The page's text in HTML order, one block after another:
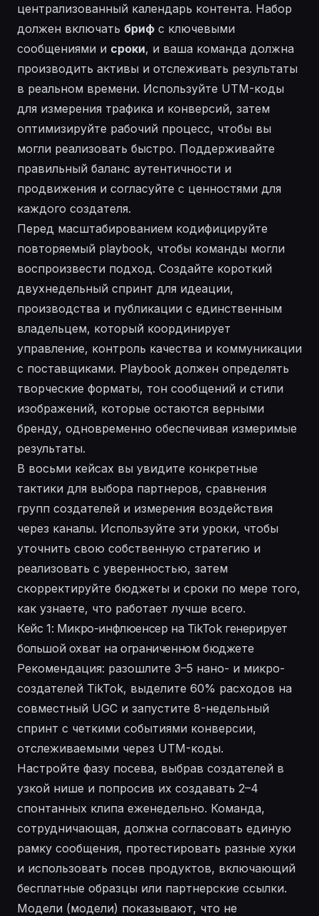
централизованный календарь контента. Набор
должен включать бриф с ключевыми
сообщениями и сроки, и ваша команда должна
производить активы и отслеживать результаты
в реальном времени. Используйте UTM-коды
для измерения трафика и конверсий, затем
оптимизируйте рабочий процесс, чтобы вы
могли реализовать быстро. Поддерживайте
правильный баланс аутентичности и
продвижения и согласуйте с ценностями для
каждого создателя.
Перед масштабированием кодифицируйте
повторяемый playbook, чтобы команды могли
воспроизвести подход. Создайте короткий
двухнедельный спринт для идеации,
производства и публикации с единственным
владельцем, который координирует
управление, контроль качества и коммуникации
с поставщиками. Playbook должен определять
творческие форматы, тон сообщений и стили
изображений, которые остаются верными
бренду, одновременно обеспечивая измеримые
результаты.
В восьми кейсах вы увидите конкретные
тактики для выбора партнеров, сравнения
групп создателей и измерения воздействия
через каналы. Используйте эти уроки, чтобы
уточнить свою собственную стратегию и
реализовать с уверенностью, затем
скорректируйте бюджеты и сроки по мере того,
как узнаете, что работает лучше всего.
Кейс 1: Микро-инфлюенсер на TikTok генерирует
большой охват на ограниченном бюджете
Рекомендация: разошлите 3–5 нано- и микро-
создателей TikTok, выделите 60% расходов на
совместный UGC и запустите 8-недельный
спринт с четкими событиями конверсии,
отслеживаемыми через UTM-коды.
Настройте фазу посева, выбрав создателей в
узкой нише и попросив их создавать 2–4
спонтанных клипа еженедельно. Команда,
сотрудничающая, должна согласовать единую
рамку сообщения, протестировать разные хуки
и использовать посев продуктов, включающий
бесплатные образцы или партнерские ссылки.
Модели (модели) показывают, что не